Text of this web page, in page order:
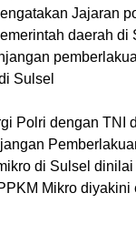
Jajaran
daerah
Sulsel
Polri dengan TNI
di Sulsel
Mikro